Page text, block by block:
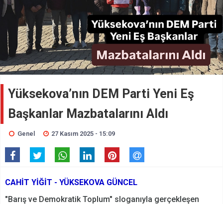
Yüksekova’nın DEM Parti Yeni Eş
Başkanlar Mazbatalarını Aldı
Genel 27 Kasım 2025 - 15:09
CAHİT YİĞİT - YÜKSEKOVA GÜNCEL
"Barış ve Demokratik Toplum" sloganıyla gerçekleşen